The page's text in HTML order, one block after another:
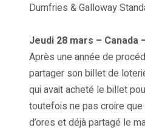
Dumfries & Galloway
Jeudi 28 mars – Canada
Après une année de
partager son billet de
qui avait acheté le billet
toutefois ne pas croire
d’ores et déjà partagé le